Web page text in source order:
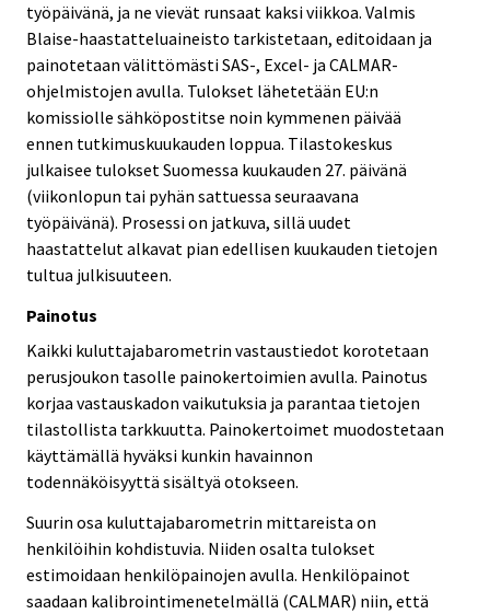
työpäivänä, ja ne vievät runsaat kaksi viikkoa. Valmis
Blaise-haastatteluaineisto tarkistetaan, editoidaan ja
painotetaan välittömästi SAS-, Excel- ja CALMAR-
ohjelmistojen avulla. Tulokset lähetetään EU:n
komissiolle sähköpostitse noin kymmenen päivää
ennen tutkimuskuukauden loppua. Tilastokeskus
julkaisee tulokset Suomessa kuukauden 27. päivänä
(viikonlopun tai pyhän sattuessa seuraavana
työpäivänä). Prosessi on jatkuva, sillä uudet
haastattelut alkavat pian edellisen kuukauden tietojen
tultua julkisuuteen.
Painotus
Kaikki kuluttajabarometrin vastaustiedot korotetaan
perusjoukon tasolle painokertoimien avulla. Painotus
korjaa vastauskadon vaikutuksia ja parantaa tietojen
tilastollista tarkkuutta. Painokertoimet muodostetaan
käyttämällä hyväksi kunkin havainnon
todennäköisyyttä sisältyä otokseen.
Suurin osa kuluttajabarometrin mittareista on
henkilöihin kohdistuvia. Niiden osalta tulokset
estimoidaan henkilöpainojen avulla. Henkilöpainot
saadaan kalibrointimenetelmällä (CALMAR) niin, että